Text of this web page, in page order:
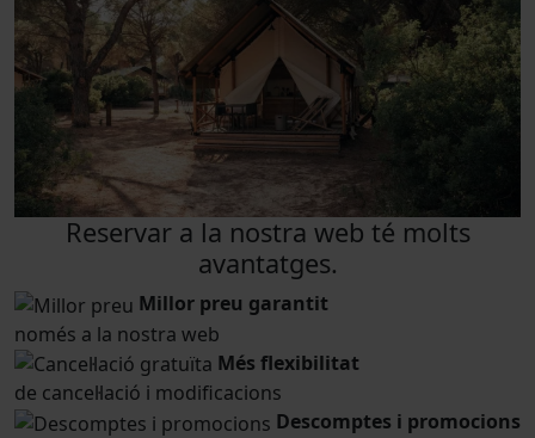
Reservar a la nostra web té molts
avantatges.
Millor preu garantit
només a la nostra web
Més flexibilitat
de cancel·lació i modificacions
Descomptes i promocions